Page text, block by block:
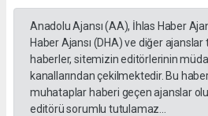
Anadolu Ajansı (AA), İhlas Haber
Haber Ajansı (DHA) ve diğer
haberler, sitemizin editörlerinin
kanallarından çekilmektedir. Bu
muhataplar haberi geçen ajanslar
editörü sorumlu tutulamaz...